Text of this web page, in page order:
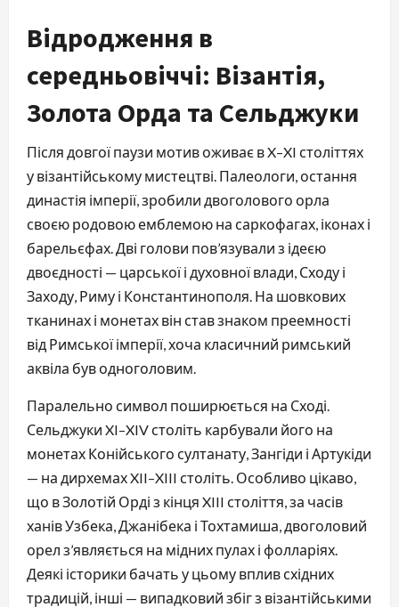
Відродження в
середньовіччі: Візантія,
Золота Орда та Сельджуки
Після довгої паузи мотив оживає в X–XI століттях
у візантійському мистецтві. Палеологи, остання
династія імперії, зробили двоголового орла
своєю родовою емблемою на саркофагах, іконах і
барельєфах. Дві голови пов’язували з ідеєю
двоєдності — царської і духовної влади, Сходу і
Заходу, Риму і Константинополя. На шовкових
тканинах і монетах він став знаком преемності
від Римської імперії, хоча класичний римський
аквіла був одноголовим.
Паралельно символ поширюється на Сході.
Сельджуки XI–XIV століть карбували його на
монетах Конійського султанату, Зангіди і Артукіди
— на дирхемах XII–XIII століть. Особливо цікаво,
що в Золотій Орді з кінця XIII століття, за часів
ханів Узбека, Джанібека і Тохтамиша, двоголовий
орел з’являється на мідних пулах і фолларіях.
Деякі історики бачать у цьому вплив східних
традицій, інші — випадковий збіг з візантійськими